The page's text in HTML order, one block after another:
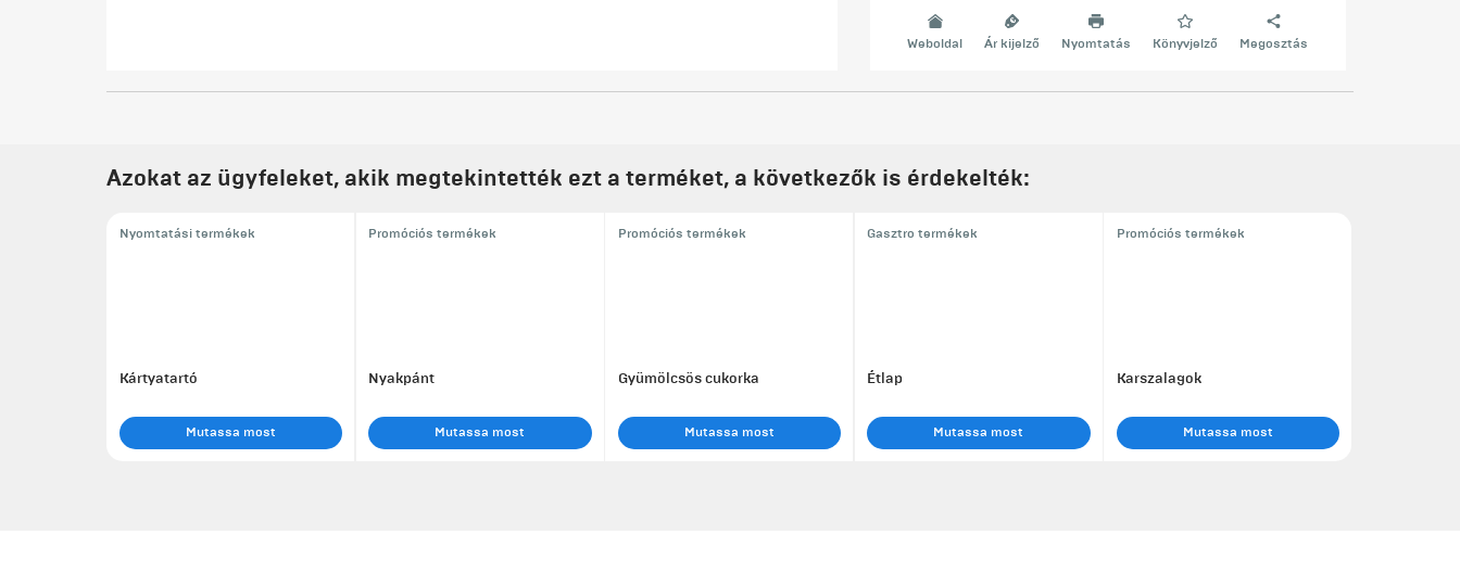
Weboldal Ár kijelző Nyomtatás Könyvjelző Megosztás
Azokat az ügyfeleket, akik megtekintették ezt a terméket, a következők is érdekelték:
Nyomtatási termékek
Kártyatartó
Mutassa most
Promóciós termékek
Nyakpánt
Mutassa most
Promóciós termékek
Gyümölcsös cukorka
Mutassa most
Gasztro termékek
Étlap
Mutassa most
Promóciós termékek
Karszalagok
Mutassa most